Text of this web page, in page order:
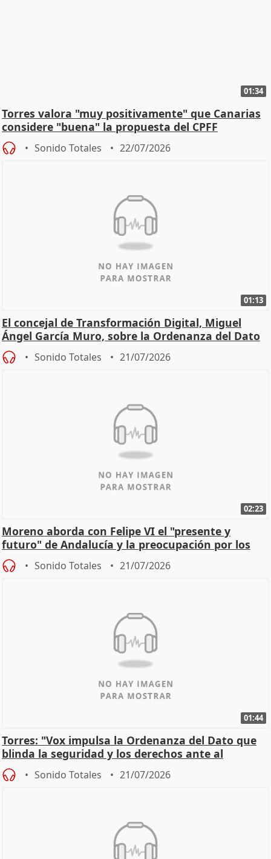
01:34
Torres valora "muy positivamente" que Canarias
considere "buena" la propuesta del CPFF
Sonido Totales 22/07/2026
01:13
El concejal de Transformación Digital, Miguel
Ángel García Muro, sobre la Ordenanza del Dato
Sonido Totales 21/07/2026
02:23
Moreno aborda con Felipe VI el "presente y
futuro" de Andalucía y la preocupación por los
incendios
Sonido Totales 21/07/2026
01:44
Torres: "Vox impulsa la Ordenanza del Dato que
blinda la seguridad y los derechos ante al
control"
Sonido Totales 21/07/2026